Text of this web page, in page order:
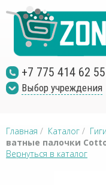
+7 775 414 62 55
Выбор учреждения
Главная / Каталог /
ватные палочки
Вернуться в каталог